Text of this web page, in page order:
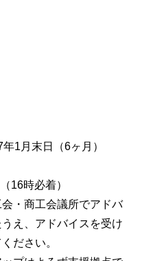
1月末日（6ヶ月）
16時必着）
・商工会議所でアドバ
え、アドバイスを受け
ださい。